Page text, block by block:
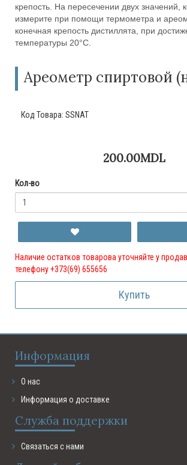
крепость. На пересечении двух значений,
измерите при помощи термометра и
конечная крепость дистиллята, при
температуры 20°С.
Ареометр спиртовой
Код Товара: SSNAT
200.00MDL
Кол-во
Наличие остатков товарова уточняйте у
телефону +373(69) 655656
Купить
Информация
О нас
Информация о доставке
Служба поддержки
Связаться с нами